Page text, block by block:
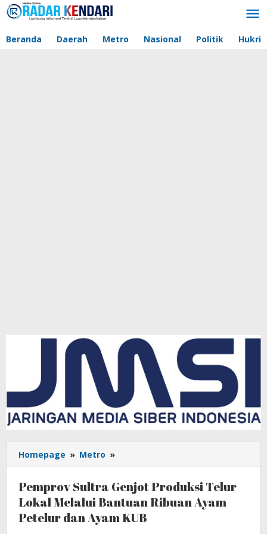
Lewati
ke
Beranda Daerah Metro Nasional Politik
Homepage » Metro »
Sultra
Produksi
Telur
Lokal
Pemprov Sultra Genjot Produksi Telur
Lokal Melalui Bantuan Ribuan Ayam
Petelur dan Ayam KUB